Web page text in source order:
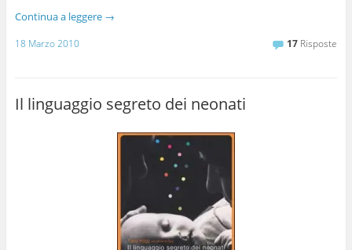
Continua a leggere →
18 Marzo 2010 17 Risposte
Il linguaggio segreto dei neonati